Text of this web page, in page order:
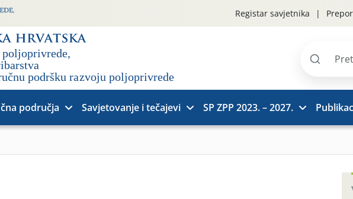
Registar savjetnika
Pretraži
područja Savjetovanje i tečajevi SP ZPP 2023. – 2027.